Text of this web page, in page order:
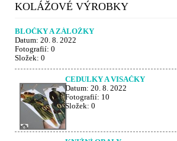
KOLÁŽOVÉ VÝROBKY
BLOČKY A ZÁLOŽKY
Datum: 20. 8. 2022
Fotografií: 0
Složek: 0
CEDULKY A VISAČKY
Datum: 20. 8. 2022
Fotografií: 10
Složek: 0